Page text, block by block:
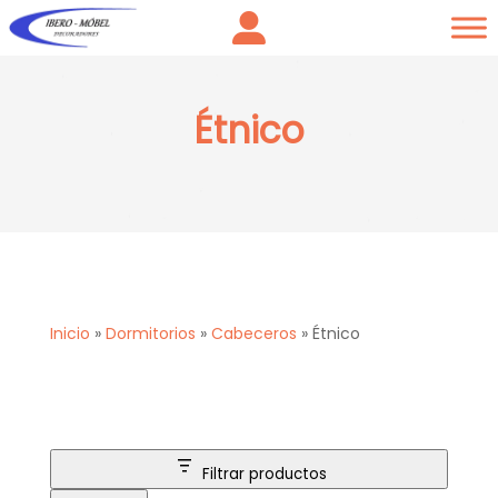
Étnico
Inicio » Dormitorios » Cabeceros » Étnico
Filtrar productos